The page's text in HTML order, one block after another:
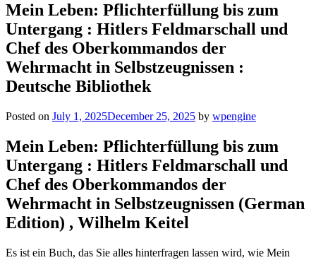
Mein Leben: Pflichterfüllung bis zum
Untergang : Hitlers Feldmarschall und
Chef des Oberkommandos der
Wehrmacht in Selbstzeugnissen :
Deutsche Bibliothek
Posted on July 1, 2025December 25, 2025 by wpengine
Mein Leben: Pflichterfüllung bis zum
Untergang : Hitlers Feldmarschall und
Chef des Oberkommandos der
Wehrmacht in Selbstzeugnissen (German
Edition) , Wilhelm Keitel
Es ist ein Buch, das Sie alles hinterfragen lassen wird, wie Mein